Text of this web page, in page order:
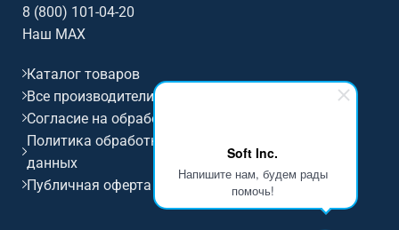
Soft Inc.
Напишите нам, будем рады
помочь!
8 (800) 101-04-20
Наш MAX
Каталог товаров
Все производители
Согласие на обработку персональных данных
Политика обработки и защиты персональных
данных
Публичная оферта